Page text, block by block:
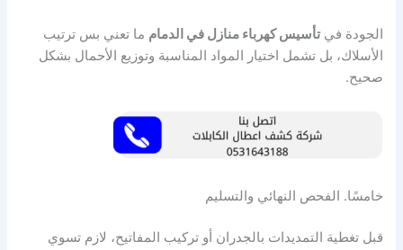
الجودة فيتأسيس كهرباء منازل في الدمام ما تعني بس ترتيب
الأسلاك، بل تشمل اختيار المواد المناسبة وتوزيع الأحمال بشكل
صحيح.
خامسًا. الفحص النهائي والتسليم
قبل تغطية التمديدات بالجدران أو تركيب المفاتيح، لازم تسوي